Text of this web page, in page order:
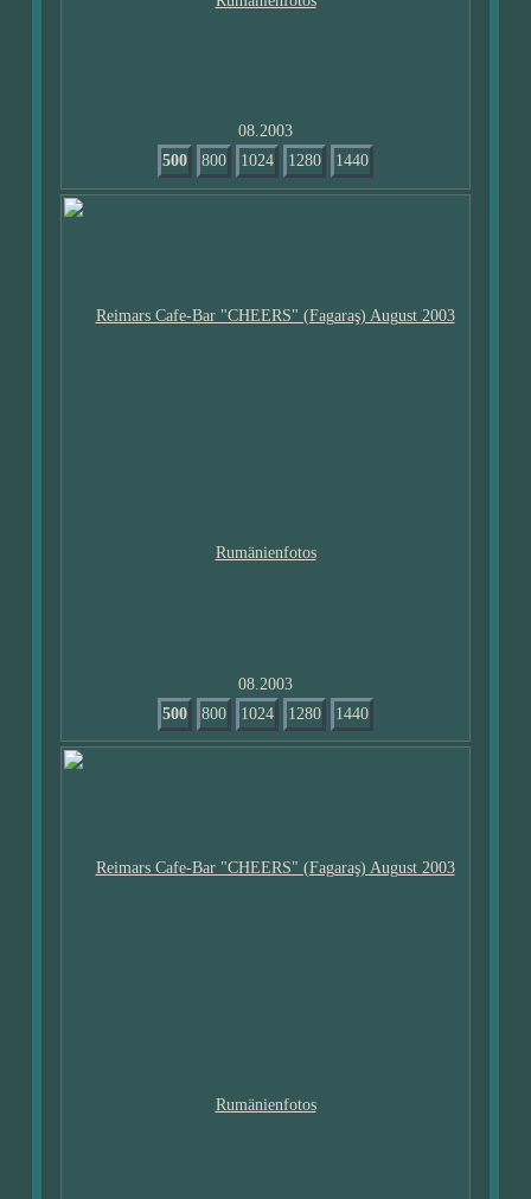
08.2003
500
800 1024 1280 1440
08.2003
500
800 1024 1280 1440